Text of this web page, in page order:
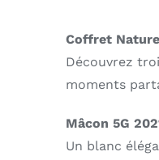
Coffret
Découvrez
moments
Mâcon 5G
Un blanc